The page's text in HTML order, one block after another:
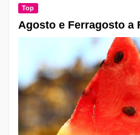
Top
Agosto e Ferragosto a